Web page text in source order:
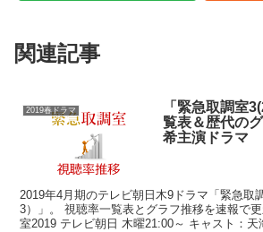
関連記事
2019春ドラマ
「緊急取調室
覧表＆歴代の
希主演ドラマ
2019年4月期のテレビ朝日木9ドラマ「緊急取
3）」。 視聴率一覧表とグラフ推移を速報で
室2019 テレビ朝日 木曜21:00～ キャスト：天